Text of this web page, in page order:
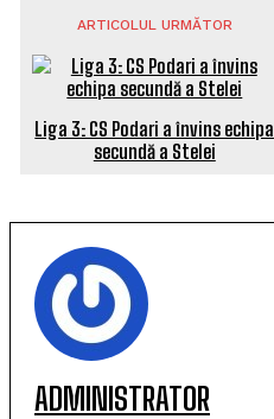
ARTICOLUL URMĂTOR
Liga 3: CS Podari a învins echipa
secundă a Stelei
ADMINISTRATOR